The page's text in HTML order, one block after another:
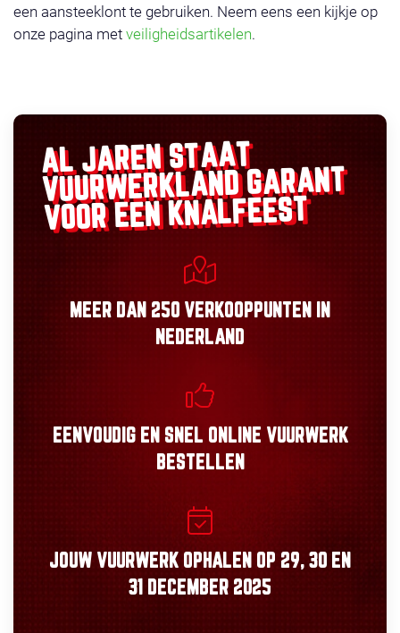
een aansteeklont te gebruiken. Neem eens een kijkje op
onze pagina met veiligheidsartikelen.
AL JAREN STAAT
VUURWERKLANDGARANT
VOOR EEN KNALFEEST
MEER DAN 250 VERKOOPPUNTEN
IN
NEDERLAND
EENVOUDIGEN SNEL ONLINE VUURWERK
BESTELLEN
JOUW VUURWERK OPHALEN OP 29, 30 EN
31 DECEMBER 2025